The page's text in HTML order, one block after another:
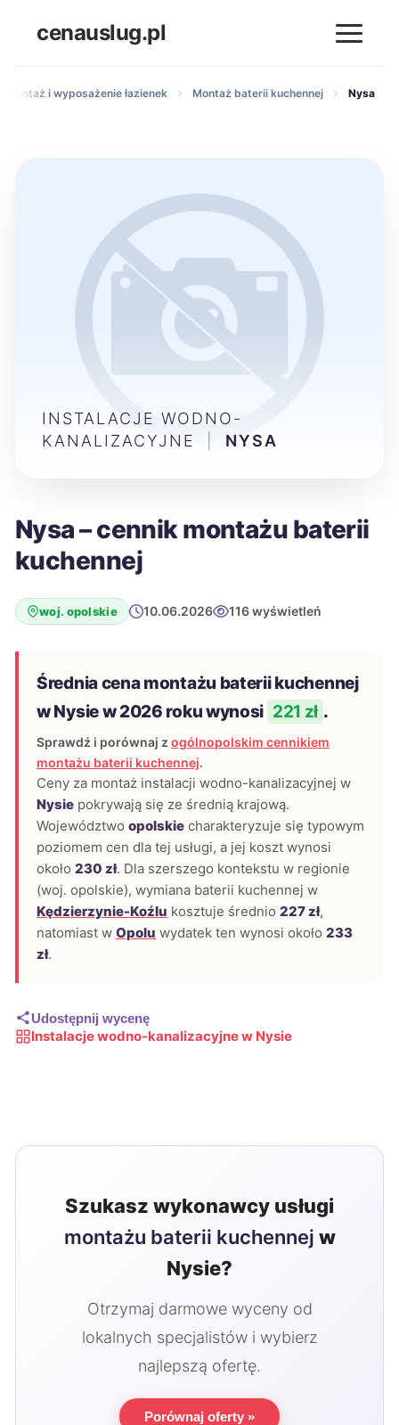
cenauslug.pl
montaż i wyposażenie łazienek Montaż baterii kuchennej Nysa
Nysa – cennik montażu baterii
kuchennej
woj. opolskie 10.06.2026 116 wyświetleń
Średnia cena montażu baterii kuchennej
w Nysie w 2026 roku wynosi 221 zł .
Sprawdź i porównaj z ogólnopolskim cennikiem
montażu baterii kuchennej.
Ceny za montaż instalacji wodno-kanalizacyjnej w
Nysie pokrywają się ze średnią krajową.
Województwo opolskie charakteryzuje się typowym
poziomem cen dla tej usługi, a jej koszt wynosi
około 230 zł. Dla szerszego kontekstu w regionie
(woj. opolskie), wymiana baterii kuchennej w
Kędzierzynie-Koźlu kosztuje średnio 227 zł,
natomiast w Opolu wydatek ten wynosi około 233
zł.
Udostępnij wycenę
Instalacje wodno-kanalizacyjne w Nysie
INSTALACJE WODNO-
KANALIZACYJNE
NYSA
Szukasz wykonawcy usługi
montażu baterii kuchennej w
Nysie?
Otrzymaj darmowe wyceny od
lokalnych specjalistów i wybierz
najlepszą ofertę.
Porównaj oferty »